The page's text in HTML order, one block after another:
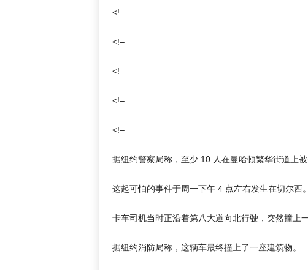
<!–
<!–
<!–
<!–
<!–
据纽约警察局称，至少 10 人在曼哈顿繁华街道上
这起可怕的事件于周一下午 4 点左右发生在切尔西。
卡车司机当时正沿着第八大道向北行驶，突然撞上
据纽约消防局称，这辆车最终撞上了一座建筑物。